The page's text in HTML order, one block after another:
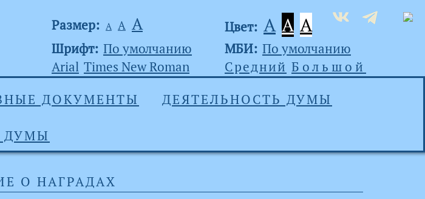
Размер: А А А Цвет: A A A
Шрифт: По умолчанию
Arial Times New Roman
МБИ: По умолчанию
Средний Большой
ДОКУМЕНТЫ ДЕЯТЕЛЬНОСТЬ ДУМЫ
ДУМЫ
О НАГРАДАХ